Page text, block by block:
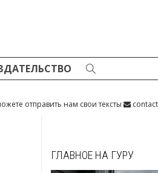
отправить нам свои тексты
ГЛАВНОЕ НА ГУРУ